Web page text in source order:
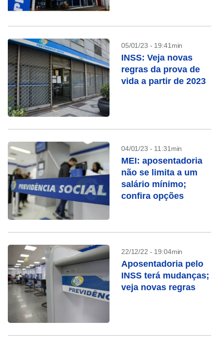
05/01/23 - 19:41min
INSS: Veja novas
regras da prova de
vida a partir de 2023
04/01/23 - 11:31min
MEI: aposentadoria
não se limita a um
salário mínimo;
confira opções
22/12/22 - 19:04min
Aposentadoria pelo
INSS terá mudanças;
veja novas regras